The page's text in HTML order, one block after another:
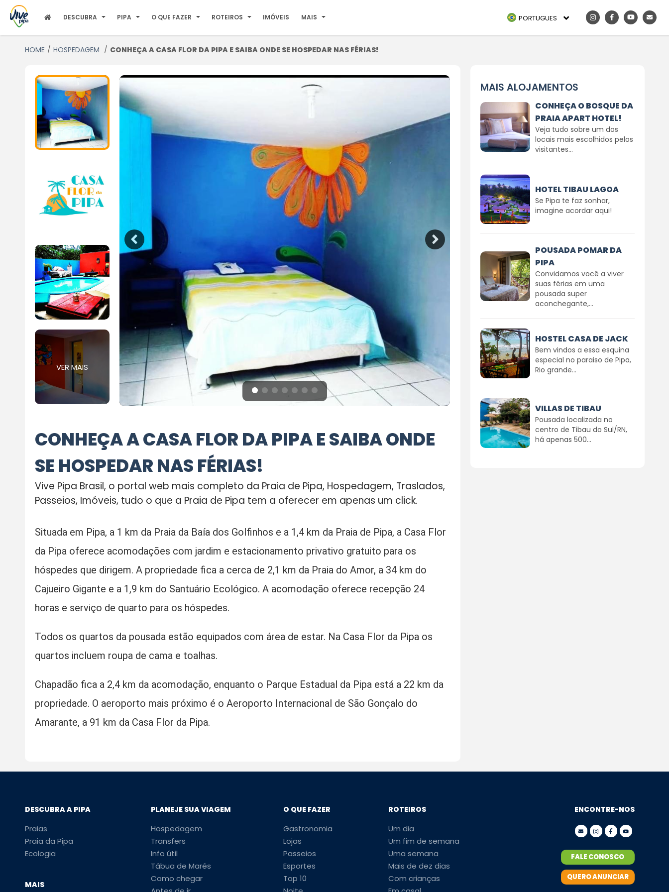
DESCUBRA PIPA O QUE FAZER ROTEIROS IMÓVEIS MAIS PORTUGUES
HOME HOSPEDAGEM CONHEÇA A CASA FLOR DA PIPA E SAIBA ONDE SE HOSPEDAR NAS FÉRIAS!
VER MAIS
CONHEÇA A CASA FLOR DA PIPA E SAIBA ONDE
SE HOSPEDAR NAS FÉRIAS!
Vive Pipa Brasil, o portal web mais completo da Praia de Pipa, Hospedagem, Traslados,
Passeios, Imóveis, tudo o que a Praia de Pipa tem a oferecer em apenas um click.
Situada em Pipa, a 1 km da Praia da Baía dos Golfinhos e a 1,4 km da Praia de Pipa, a Casa Flor
da Pipa oferece acomodações com jardim e estacionamento privativo gratuito para os
hóspedes que dirigem. A propriedade fica a cerca de 2,1 km da Praia do Amor, a 34 km do
Cajueiro Gigante e a 1,9 km do Santuário Ecológico. A acomodação oferece recepção 24
horas e serviço de quarto para os hóspedes.
Todos os quartos da pousada estão equipados com área de estar. Na Casa Flor da Pipa os
quartos incluem roupa de cama e toalhas.
Chapadão fica a 2,4 km da acomodação, enquanto o Parque Estadual da Pipa está a 22 km da
propriedade. O aeroporto mais próximo é o Aeroporto Internacional de São Gonçalo do
Amarante, a 91 km da Casa Flor da Pipa.
MAIS ALOJAMENTOS
CONHEÇA O BOSQUE DA
PRAIA APART HOTEL!
Veja tudo sobre um dos
locais mais escolhidos pelos
visitantes...
HOTEL TIBAU LAGOA
Se Pipa te faz sonhar,
imagine acordar aqui!
POUSADA POMAR DA
PIPA
Convidamos você a viver
suas férias em uma
pousada super
aconchegante,...
HOSTEL CASA DE JACK
Bem vindos a essa esquina
especial no paraiso de Pipa,
Rio grande...
VILLAS DE TIBAU
Pousada localizada no
centro de Tibau do Sul/RN,
há apenas 500...
DESCUBRA A PIPA
Praias
Praia da Pipa
Ecologia
MAIS
PLANEJE SUA VIAGEM
Hospedagem
Transfers
Info útil
Tábua de Marés
Como chegar
O QUE FAZER
Gastronomia
Lojas
Passeios
Esportes
Top 10
ROTEIROS
Um dia
Um fim de semana
Uma semana
Mais de dez dias
Com crianças
ENCONTRE-NOS
FALE CONOSCO
QUERO ANUNCIAR